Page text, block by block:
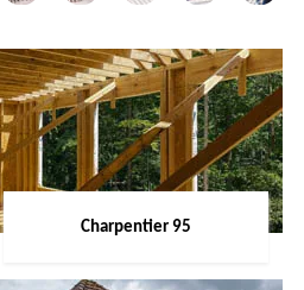
Charpentier 95